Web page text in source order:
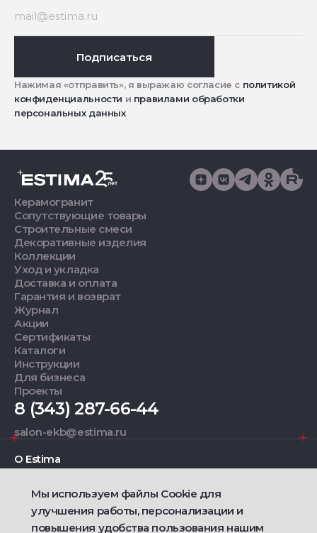
Подписаться
Нажимая «отправить», я выражаю согласие с политикой
конфиденциальности и правилами обработки
персональных данных
Керамогранит
Сопутствующие товары
Строительные смеси
Декоративные изделия
Коллекции
Уход и укладка
Доставка и оплата
Гарантия и возврат
Журнал
Акции
Сертификаты
Каталоги
Инструкции
Для бизнеса
Проекты
8 (343) 287-66-44
salon-ekb@estima.ru
О Estima
Дизайнерам
Мы используем файлы Cookie для
улучшения работы, персонализации и
повышения удобства пользования нашим